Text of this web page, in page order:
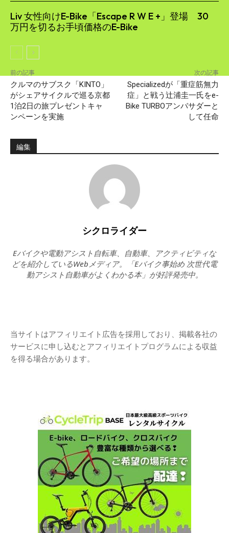
Liv 女性向けE-Bike「Escape R W E +」登場 30
万円を切るお手頃価格のE-Bike
前の記事
クルマのサブスク「KINTO」
がシェアサイクルで巡る京都
1泊2日の旅プレゼントキャ
ンペーンを実施
次の記事
Specializedが「重症筋無力
症」と戦う辻浦圭一氏をe-
Bike TURBOアンバサダーと
して任命
編集
シクロライダー
Eバイクや電動アシスト自転車、自動車、アクティビティな
どを紹介しているWebメディア。「Eバイク事始め 次世代電
動アシスト自動車がよくわかる本」が好評発売中。
当サイトはアフィリエイト広告を採用しており、掲載各社の
サービスに申し込むとアフィリエイトプログラムによる収益
を得る場合があります。